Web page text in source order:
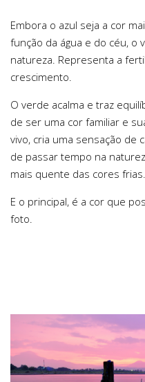
Embora o azul seja a cor
função da água e do céu, o
natureza. Representa a
crescimento.
O verde acalma e traz
de ser uma cor familiar e
vivo, cria uma sensação de
de passar tempo na
mais quente das cores frias.
E o principal, é a cor que
foto.